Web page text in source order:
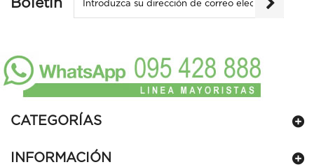
Boletín
CATEGORÍAS
INFORMACIÓN